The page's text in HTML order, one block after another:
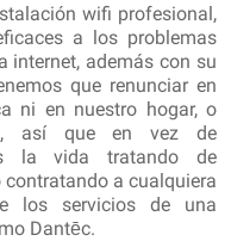
wifi profesional,
a los problemas
internet, además con su
que renunciar en
ni en nuestro hogar, o
así que en vez de
la vida tratando de
a cualquiera
los servicios de una
Dantēc.